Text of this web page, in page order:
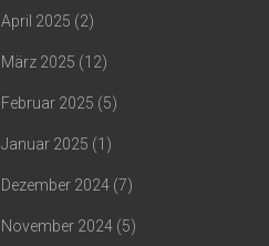
April 2025 (2)
März 2025 (12)
Februar 2025 (5)
Januar 2025 (1)
Dezember 2024 (7)
November 2024 (5)